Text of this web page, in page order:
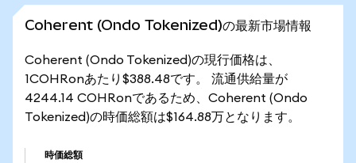
Coherent (Ondo Tokenized)の最新市場情報
Coherent (Ondo Tokenized)の現行価格は、
1COHRonあたり$388.48です。 流通供給量が
4244.14 COHRonであるため、Coherent (Ondo
Tokenized)の時価総額は$164.88万となります。
時価総額